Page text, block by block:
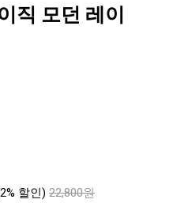
직 모던 레이
할인) 22,800원